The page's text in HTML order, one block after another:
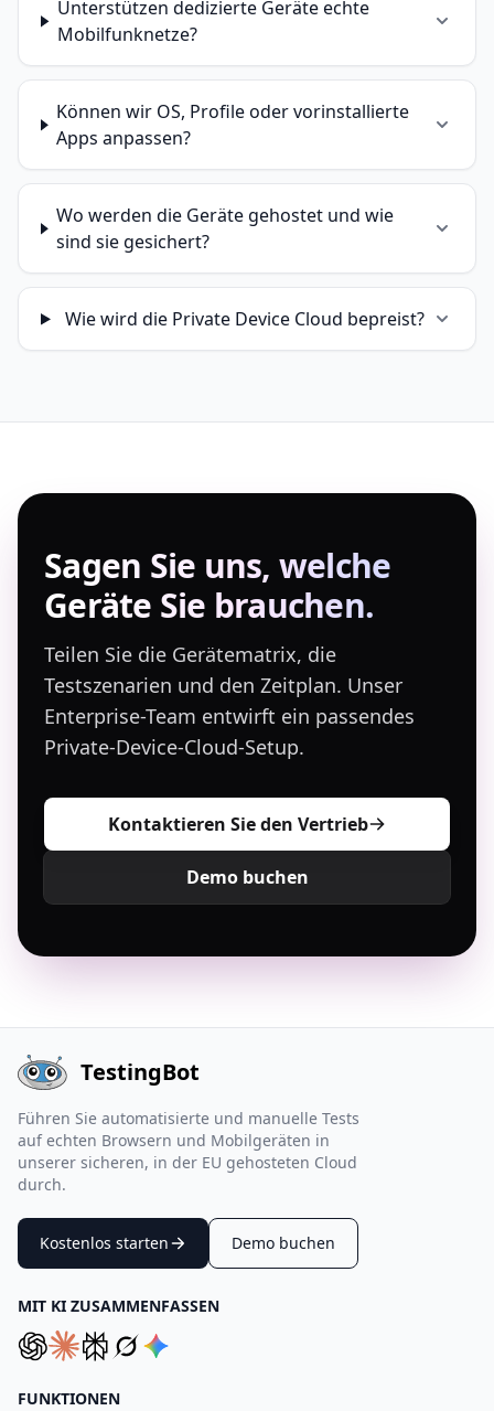
Unterstützen dedizierte Geräte echte
Mobilfunknetze?
Können wir OS, Profile oder vorinstallierte
Apps anpassen?
Wo werden die Geräte gehostet und wie
sind sie gesichert?
Wie wird die Private Device Cloud bepreist?
Sagen Sie uns, welche
Geräte Sie brauchen.
Teilen Sie die Gerätematrix, die
Testszenarien und den Zeitplan. Unser
Enterprise-Team entwirft ein passendes
Private-Device-Cloud-Setup.
Kontaktieren Sie den Vertrieb
Demo buchen
TestingBot
Führen Sie automatisierte und manuelle Tests
auf echten Browsern und Mobilgeräten in
unserer sicheren, in der EU gehosteten Cloud
durch.
Kostenlos starten Demo buchen
MIT KI ZUSAMMENFASSEN
FUNKTIONEN